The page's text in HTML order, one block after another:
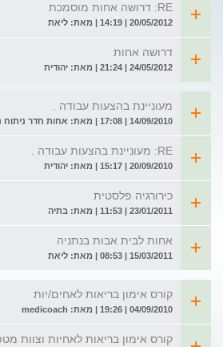
RE: דרושה אחות מוסמכת
20/05/2012 | 14:19 | מאת: ליאת
דרושה אחות
24/05/2012 | 21:24 | מאת: יהודית
מעוניינת בהצעות עבודה .
14/09/2010 | 17:08 | מאת: אחות חדר ניתוח נסיון רב, אקדמאית
RE: מעוניינת בהצעות עבודה .
20/09/2010 | 15:17 | מאת: יהודית
כירורגיה פלסטית
23/01/2011 | 11:53 | מאת: בתיה
אחות לבית אבות בנתניה
15/03/2011 | 08:53 | מאת: ליאת
קורס אימון בריאות לאחים/יות
04/09/2010 | 19:26 | מאת: medicoach
קורס אימון בריאות לאחיות וצוות